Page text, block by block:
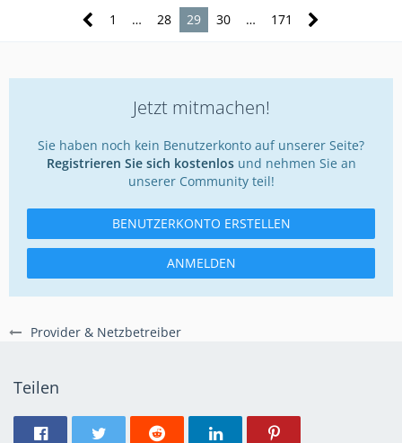
Provider & Netzbetreiber
1 … 28 29 30 … 171
Jetzt mitmachen!
Sie haben noch kein Benutzerkonto auf unserer Seite?
Registrieren Sie sich kostenlosund nehmen Sie an
unserer Community teil!
BENUTZERKONTO ERSTELLEN
ANMELDEN
Teilen